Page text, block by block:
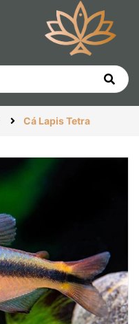
Cá Lapis Tetra